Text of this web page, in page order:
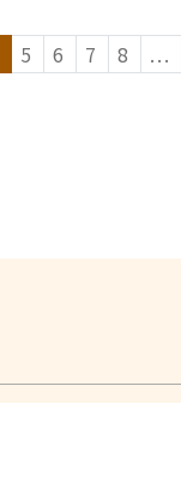
5 6 7 8 ...